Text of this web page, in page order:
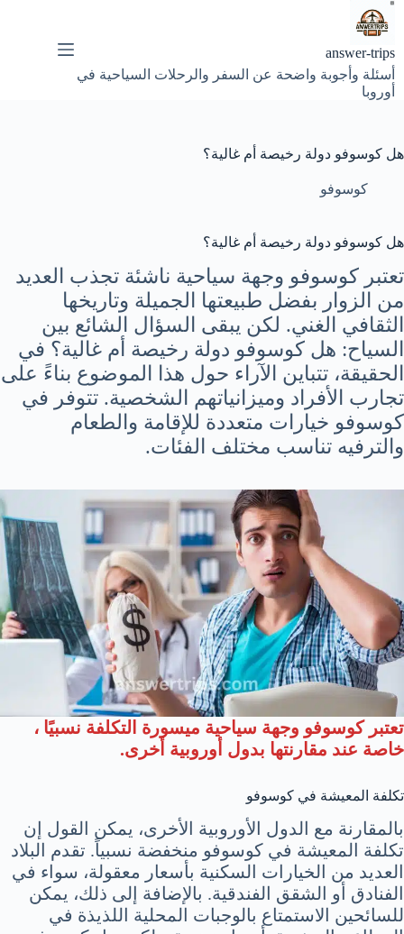
التجاوز
إلى
answer-trips
أسئلة وأجوبة واضحة عن السفر والرحلات السياحية في
أوروبا
هل كوسوفو دولة رخيصة أم غالية؟
كوسوفو
هل كوسوفو دولة رخيصة أم غالية؟
تعتبر كوسوفو وجهة سياحية ناشئة تجذب العديد
من الزوار بفضل طبيعتها الجميلة وتاريخها
الثقافي الغني. لكن يبقى السؤال الشائع بين
السياح: هل كوسوفو دولة رخيصة أم غالية؟ في
الحقيقة، تتباين الآراء حول هذا الموضوع بناءً على
تجارب الأفراد وميزانياتهم الشخصية. تتوفر في
كوسوفو خيارات متعددة للإقامة والطعام
والترفيه تناسب مختلف الفئات.
تعتبر كوسوفو وجهة سياحية ميسورة التكلفة نسبيًا ،
خاصة عند مقارنتها بدول أوروبية أخرى.
تكلفة المعيشة في كوسوفو
بالمقارنة مع الدول الأوروبية الأخرى، يمكن القول إن
تكلفة المعيشة في كوسوفو منخفضة نسبياً. تقدم البلاد
العديد من الخيارات السكنية بأسعار معقولة، سواء في
الفنادق أو الشقق الفندقية. بالإضافة إلى ذلك، يمكن
للسائحين الاستمتاع بالوجبات المحلية اللذيذة في